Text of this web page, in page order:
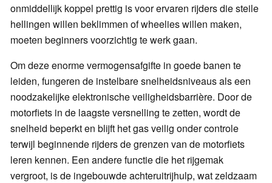
onmiddellijk koppel prettig is voor ervaren rijders die steile
hellingen willen beklimmen of wheelies willen maken,
moeten beginners voorzichtig te werk gaan.
Om deze enorme vermogensafgifte in goede banen te
leiden, fungeren de instelbare snelheidsniveaus als een
noodzakelijke elektronische veiligheidsbarrière. Door de
motorfiets in de laagste versnelling te zetten, wordt de
snelheid beperkt en blijft het gas veilig onder controle
terwijl beginnende rijders de grenzen van de motorfiets
leren kennen. Een andere functie die het rijgemak
vergroot, is de ingebouwde achteruitrijhulp, wat zeldzaam